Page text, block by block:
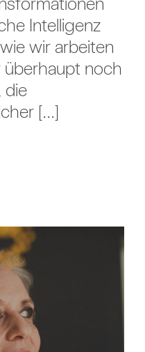
Intelligenz
wir arbeiten
noch
die
[...]